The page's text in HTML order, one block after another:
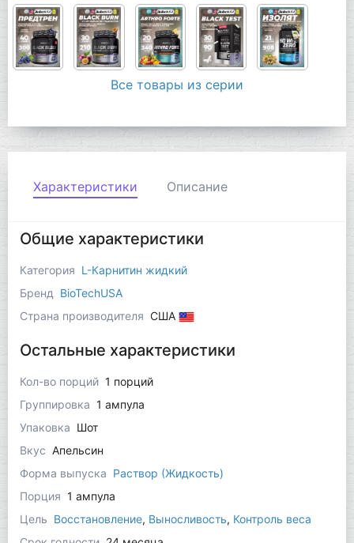
Все товары из серии
Характеристики Описание
Общие характеристики
Категория L-Карнитин жидкий
Бренд
BioTechUSA
Страна производителя США
Остальные характеристики
Кол-во порций 1 порций
Группировка 1 ампула
Упаковка Шот
Вкус Апельсин
Форма выпуска Раствор (Жидкость)
Порция 1 ампула
Цель Восстановление, Выносливость, Контроль веса